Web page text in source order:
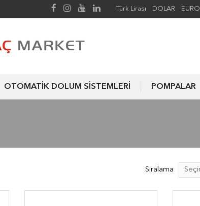
Türk Lirası DOLAR EURO
OTOMATİK DOLUM SİSTEMLERİ POMPALAR
Sıralama